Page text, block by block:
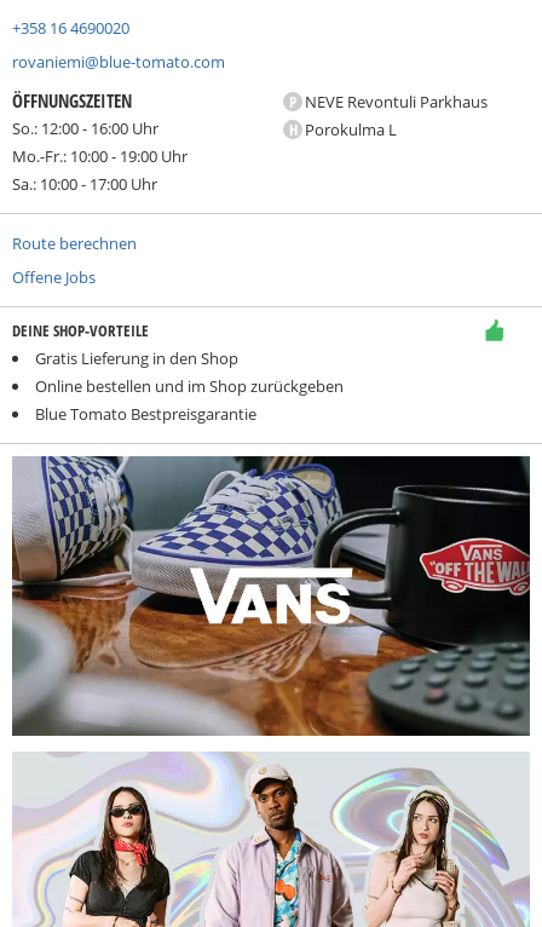
+358 16 4690020
rovaniemi@blue-tomato.com
ÖFFNUNGSZEITEN
So.: 12:00 - 16:00 Uhr
Mo.-Fr.: 10:00 - 19:00 Uhr
Sa.: 10:00 - 17:00 Uhr
P NEVE Revontuli Parkhaus
H Porokulma L
Route berechnen
Offene Jobs
DEINE SHOP-VORTEILE
Gratis Lieferung in den Shop
Online bestellen und im Shop zurückgeben
Blue Tomato Bestpreisgarantie